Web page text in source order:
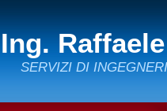
Ing.
SERVIZI DI